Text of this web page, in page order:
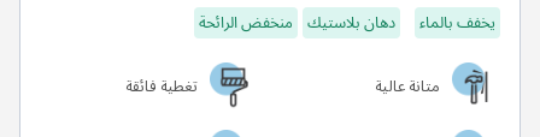
يخفف بالماء
دهان بلاستيك منخفض الرائحة
متانة عالية
تغطية فائقة